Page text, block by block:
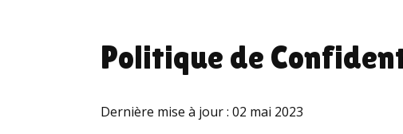
Politique de
Dernière mise à jour : 02 mai 2023